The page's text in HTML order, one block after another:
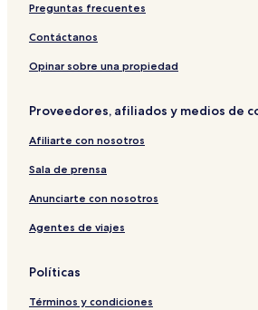
Preguntas frecuentes
Contáctanos
Opinar sobre una propiedad
Proveedores, afiliados y medios de
Afiliarte con nosotros
Sala de prensa
Anunciarte con nosotros
Agentes de viajes
Políticas
Términos y condiciones